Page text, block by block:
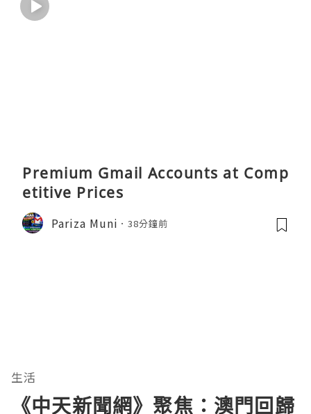
Premium Gmail Accounts at Comp
etitive Prices
Pariza Muni 38分鐘前
生活
《中天新聞網》聚焦：澳門回歸